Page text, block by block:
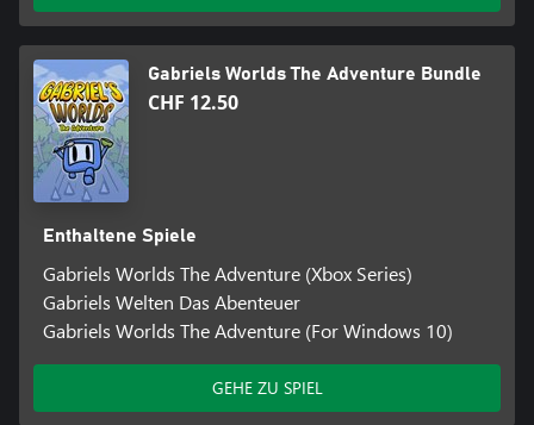
Gabriels Worlds The Adventure Bundle
CHF 12.50
Enthaltene Spiele
Gabriels Worlds The Adventure (Xbox Series)
Gabriels Welten Das Abenteuer
Gabriels Worlds The Adventure (For Windows 10)
GEHE ZU SPIEL